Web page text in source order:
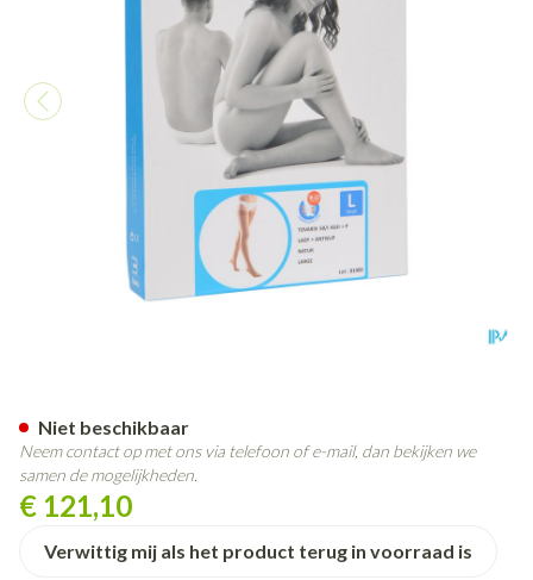
€ 121,10
Verwittig mij als het product terug in voorraad is
Niet beschikbaar
Neem contact op met ons via telefoon of e-mail, dan bekijken we
samen de mogelijkheden.